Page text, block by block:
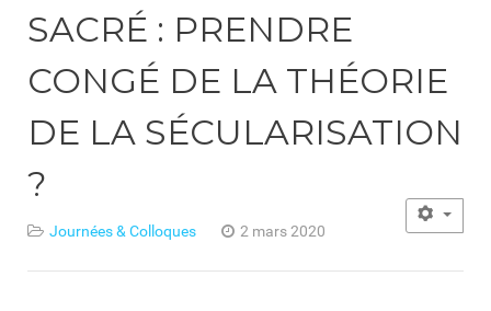
SACRÉ : PRENDRE
CONGÉ DE LA THÉORIE
DE LA SÉCULARISATION
?
Journées & Colloques 2 mars 2020